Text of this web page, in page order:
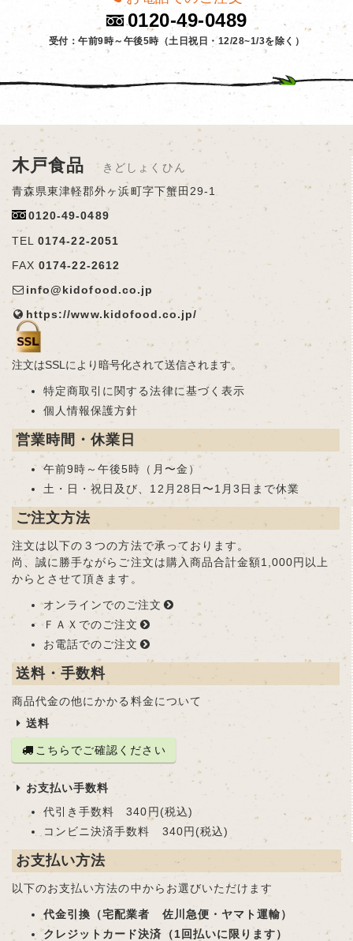
0120-49-0489
受付：午前9時～午後5時（土日祝日・12/28~1/3を除く）
木戸食品 きどしょくひん
青森県東津軽郡外ヶ浜町字下蟹田29-1
0120-49-0489
TEL0174-22-2051
FAX0174-22-2612
info@kidofood.co.jp
https://www.kidofood.co.jp/
注文はSSLにより暗号化されて送信されます。
特定商取引に関する法律に基づく表示
個人情報保護方針
営業時間・休業日
午前9時～午後5時（月〜金）
土・日・祝日及び、12月28日〜1月3日まで休業
ご注文方法
注文は以下の３つの方法で承っております。
尚、誠に勝手ながらご注文は購入商品合計金額1,000円以上
からとさせて頂きます。
オンラインでのご注文
ＦＡＸでのご注文
お電話でのご注文
送料・手数料
商品代金の他にかかる料金について
送料
こちらでご確認ください
お支払い手数料
代引き手数料 340円(税込)
コンビニ決済手数料 340円(税込)
お支払い方法
以下のお支払い方法の中からお選びいただけます
代金引換（宅配業者 佐川急便・ヤマト運輸）
クレジットカード決済（1回払いに限ります）